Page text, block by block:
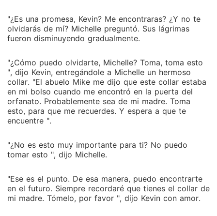
"¿Es una promesa, Kevin? Me encontraras? ¿Y no te
olvidarás de mí? Michelle preguntó. Sus lágrimas
fueron disminuyendo gradualmente.
"¿Cómo puedo olvidarte, Michelle? Toma, toma esto
", dijo Kevin, entregándole a Michelle un hermoso
collar. "El abuelo Mike me dijo que este collar estaba
en mi bolso cuando me encontró en la puerta del
orfanato. Probablemente sea de mi madre. Toma
esto, para que me recuerdes. Y espera a que te
encuentre ".
"¿No es esto muy importante para ti? No puedo
tomar esto ", dijo Michelle.
"Ese es el punto. De esa manera, puedo encontrarte
en el futuro. Siempre recordaré que tienes el collar de
mi madre. Tómelo, por favor ", dijo Kevin con amor.